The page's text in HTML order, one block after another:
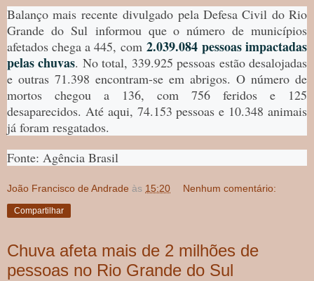
Balanço mais recente divulgado pela Defesa Civil do Rio
Grande do Sul informou que o número de municípios
afetados chega a 445, com 2.039.084 pessoas impactadas
pelas chuvas. No total, 339.925 pessoas estão desalojadas
e outras 71.398 encontram-se em abrigos. O número de
mortos chegou a 136, com 756 feridos e 125
desaparecidos. Até aqui, 74.153 pessoas e 10.348 animais
já foram resgatados.
Fonte: Agência Brasil
João Francisco de Andrade às 15:20 Nenhum comentário:
Compartilhar
Chuva afeta mais de 2 milhões de
pessoas no Rio Grande do Sul